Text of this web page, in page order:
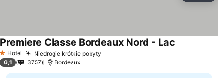
1 Kategoria
Hotel Niedrogie krótkie pobyty
Premiere Classe Bordeaux Nord - Lac
6,1 3757 Bordeaux